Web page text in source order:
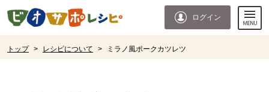
ページの先頭です。
ログイン
トップ > レシピについて > ミラノ風ポークカツレツ